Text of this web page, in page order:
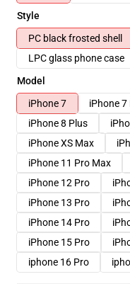
Style
PC black frosted shell
LPC glass phone case
Model
iPhone 7
iPhone 7
iPhone 8 Plus
iPhone XS Max
iPhone 11 Pro Max
iPhone 12 Pro
iPhone 13 Pro
iPhone 14 Pro
iPhone 15 Pro
iphone 16 Pro